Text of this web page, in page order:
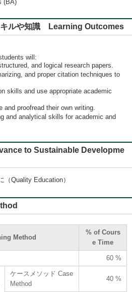
(BA)
キルや知識 Learning Outcomes
will:
and logical research papers.
and proper citation techniques to
skills and use appropriate academic
and proofread their own writing.
and analytical skills for academic and
to Sustainable Developme
（Quality Education）
Method
% of Cours
e Time
60 %
ケースメソッド Case
Method
40 %